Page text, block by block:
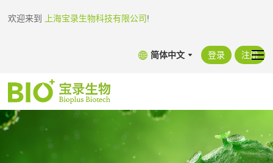
欢迎来到 上海宝录生物科技有限公司!
简体中文 登录 注册